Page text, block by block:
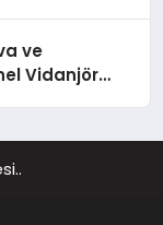
ve
Vidanjör